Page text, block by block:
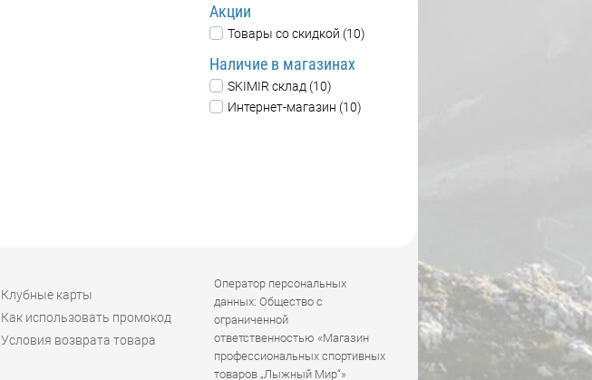
Акции
Товары со скидкой (10)
Наличие в магазинах
SKIMIR склад (10)
Интернет-магазин (10)
Клубные карты
Как использовать промокод
Условия возврата товара
Оператор персональных
данных: Общество с
ограниченной
ответственностью «Магазин
профессиональных спортивных
товаров „Лыжный Мир“»